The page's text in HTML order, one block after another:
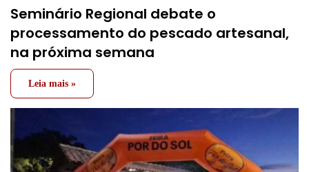
Seminário Regional debate o
processamento do pescado artesanal,
na próxima semana
Leia mais »